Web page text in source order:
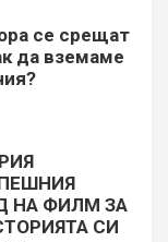
се срещат
да вземаме
НА ФИЛМ ЗА
СИ